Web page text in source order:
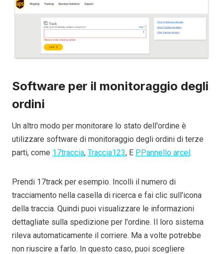
Software per il monitoraggio degli
ordini
Un altro modo per monitorare lo stato dell'ordine è
utilizzare software di monitoraggio degli ordini di terze
parti, come 17traccia, Traccia123, E PPannello arcel.
Prendi 17track per esempio. Incolli il numero di
tracciamento nella casella di ricerca e fai clic sull'icona
della traccia. Quindi puoi visualizzare le informazioni
dettagliate sulla spedizione per l'ordine. Il loro sistema
rileva automaticamente il corriere. Ma a volte potrebbe
non riuscire a farlo. In questo caso, puoi scegliere